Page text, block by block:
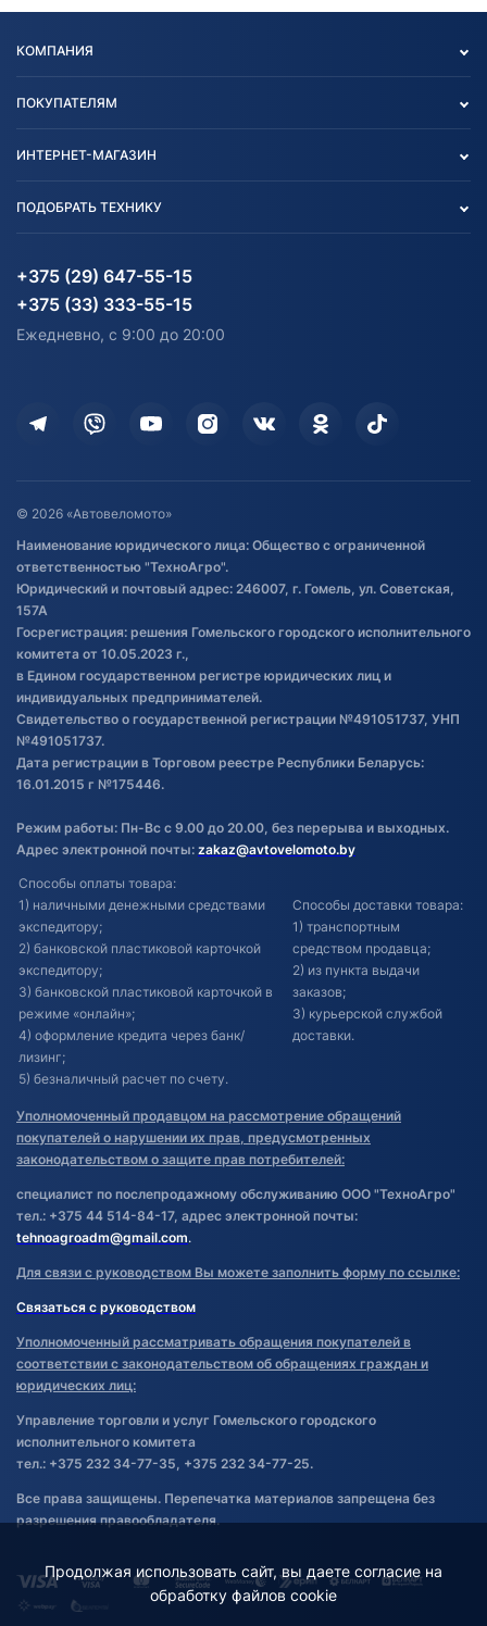
КОМПАНИЯ
Блог
Карта сайта
ПОКУПАТЕЛЯМ
Согласие на обработку
Информация до получения
согласия на обработку
Доставка
Дополнительные услуги
Оставить отзыв
Договор публичной оферты
Обработка файлов cookie
Постановка транспорта на учет
Обновления в ЭПТС 2024
ИНТЕРНЕТ-МАГАЗИН
Агротехника
Водный транспорт
Электротранспорт
Здоровье
ПОДОБРАТЬ ТЕХНИКУ
Агротехника
Электротранспорт
+375 (29) 647-55-15
+375 (33) 333-55-15
Ежедневно, с 9:00 до 20:00
© 2026 «Автовеломото»
Наименование юридического лица: Общество с ограниченной
ответственностью "ТехноАгро".
Юридический и почтовый адрес: 246007, г. Гомель, ул. Советская,
157А
Госрегистрация: решения Гомельского городского исполнительного
комитета от 10.05.2023 г.,
в Едином государственном регистре юридических лиц и
индивидуальных предпринимателей.
Свидетельство о государственной регистрации №491051737, УНП
№491051737.
Дата регистрации в Торговом реестре Республики Беларусь:
16.01.2015 г №175446.
Режим работы: Пн-Вс с 9.00 до 20.00, без перерыва и выходных.
Адрес электронной почты: zakaz@avtovelomoto.by
Способы оплаты товара:
1) наличными денежными средствами
экспедитору;
2) банковской пластиковой карточкой
экспедитору;
3) банковской пластиковой карточкой в
режиме «онлайн»;
4) оформление кредита через банк/
лизинг;
5) безналичный расчет по счету.
Способы доставки товара:
1) транспортным
средством продавца;
2) из пункта выдачи
заказов;
3) курьерской службой
доставки.
Уполномоченный продавцом на рассмотрение обращений
покупателей о нарушении их прав, предусмотренных
законодательством о защите прав потребителей:
специалист по послепродажному обслуживанию ООО "ТехноАгро"
тел.: +375 44 514-84-17, адрес электронной почты:
tehnoagroadm@gmail.com.
Для связи с руководством Вы можете заполнить форму по ссылке:
Связаться с руководством
Уполномоченный рассматривать обращения покупателей в
соответствии с законодательством об обращениях граждан и
юридических лиц:
Управление торговли и услуг Гомельского городского
исполнительного комитета
тел.: +375 232 34-77-35, +375 232 34-77-25.
Все права защищены. Перепечатка материалов запрещена без
разрешения правообладателя.
Продолжая использовать сайт, вы даете согласие на
обработку файлов cookie